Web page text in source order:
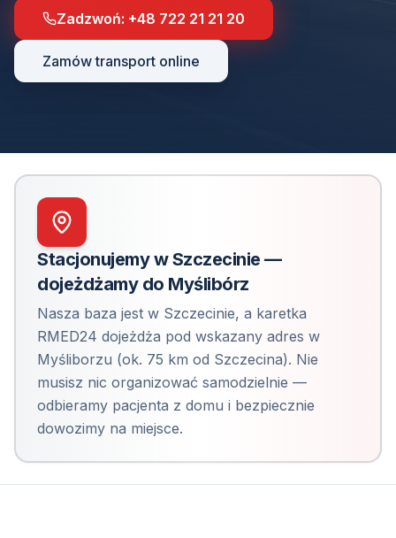
Zadzwoń: +48 722 21 21 20
Zamów transport online
Stacjonujemy w Szczecinie —
dojeżdżamy do Myślibórz
Nasza baza jest w Szczecinie, a karetka
RMED24 dojeżdża pod wskazany adres w
Myśliborzu (ok. 75 km od Szczecina). Nie
musisz nic organizować samodzielnie —
odbieramy pacjenta z domu i bezpiecznie
dowozimy na miejsce.